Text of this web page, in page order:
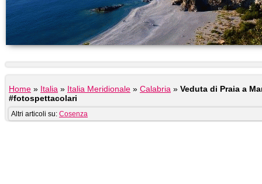
Home » Italia » Italia Meridionale » Calabria » Veduta di Praia a
#fotospettacolari
Altri articoli su: Cosenza